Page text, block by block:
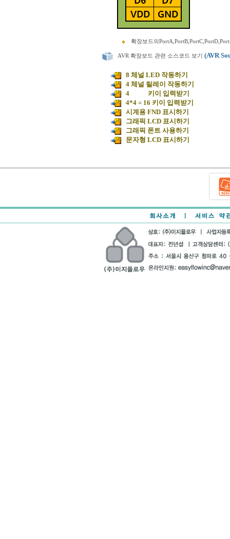
확장보드의
AVR 확장보드 관련 소스코드 보기 (AVR
8 체널 LED 작동하기
4 체널 릴레이 작동하기
4 키이 입력받기
4*4 = 16 키이 입력받기
시계용 FND 표시하기
그래픽 LCD 표시하기
그래픽 폰트 사용하기
문자형 LCD 표시하기